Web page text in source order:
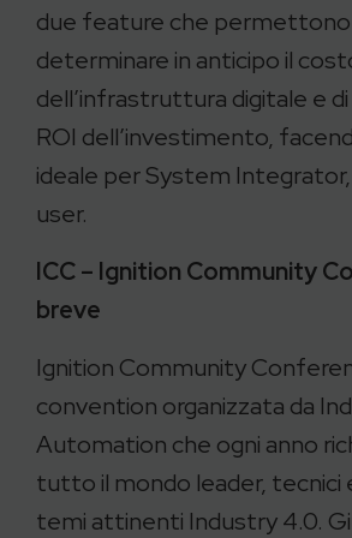
due feature che permettono
determinare in anticipo il
dell’infrastruttura digitale e di
ROI dell’investimento,
ideale per System
user.
ICC – Ignition Community
breve
Ignition Community
convention organizzata da
Automation che ogni anno
tutto il mondo leader, tecnici
temi attinenti Industry 4.0.